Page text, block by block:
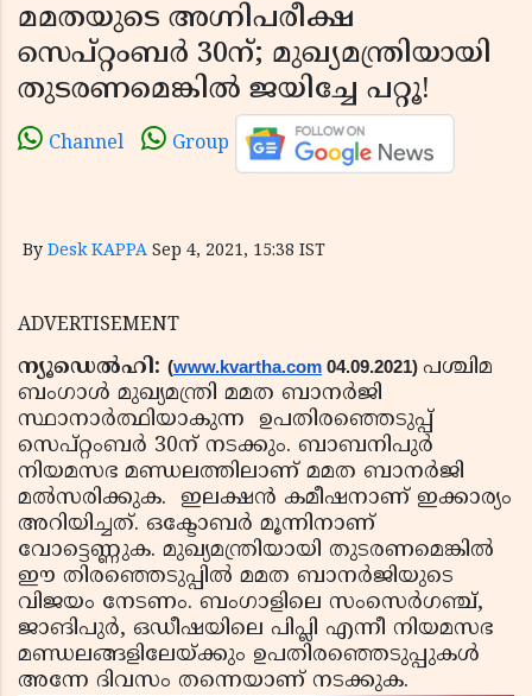
മമതയുടെ അഗ്നിപരീക്ഷ
സെപ്റ്റംബർ 30ന്; മുഖ്യമന്ത്രിയായി
തുടരണമെങ്കിൽ ജയിച്ചേ പറ്റൂ!
Channel Group
By Desk KAPPA Sep 4, 2021, 15:38 IST
ADVERTISEMENT
ന്യൂഡെൽഹി: (www.kvartha.com 04.09.2021) പശ്ചിമ
ബംഗാൾ മുഖ്യമന്ത്രി മമത ബാനർജി
സ്ഥാനാർത്ഥിയാകുന്ന ഉപതിരഞ്ഞെടുപ്പ്
സെപ്റ്റംബർ 30ന് നടക്കും. ബാബനിപുർ
നിയമസഭ മണ്ഡലത്തിലാണ് മമത ബാനർജി
മൽസരിക്കുക. ഇലക്ഷൻ കമീഷനാണ് ഇക്കാര്യം
അറിയിച്ചത്. ഒക്ടോബർ മൂന്നിനാണ്
വോട്ടെണ്ണുക. മുഖ്യമന്ത്രിയായി തുടരണമെങ്കിൽ
ഈ തിരഞ്ഞെടുപ്പിൽ മമത ബാനർജിയുടെ
വിജയം നേടണം. ബംഗാളിലെ സംസെർഗഞ്ച്,
ജാങിപുർ, ഒഡീഷയിലെ പിപ്ലി എന്നീ നിയമസഭ
മണ്ഡലങ്ങളിലേയ്ക്കും ഉപതിരഞ്ഞെടുപ്പുകൾ
അന്നേ ദിവസം തന്നെയാണ് നടക്കുക.